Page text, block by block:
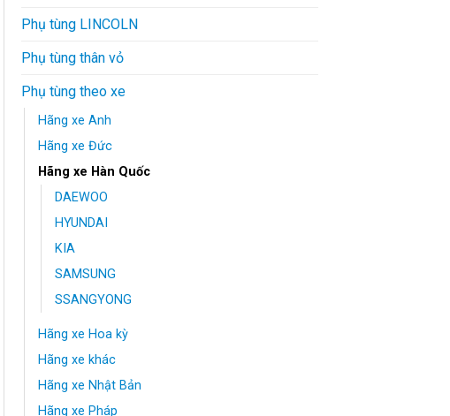
Phụ tùng LINCOLN
Phụ tùng thân vỏ
Phụ tùng theo xe
Hãng xe Anh
Hãng xe Đức
Hãng xe Hàn Quốc
DAEWOO
HYUNDAI
KIA
SAMSUNG
SSANGYONG
Hãng xe Hoa kỳ
Hãng xe khác
Hãng xe Nhật Bản
Hãng xe Pháp